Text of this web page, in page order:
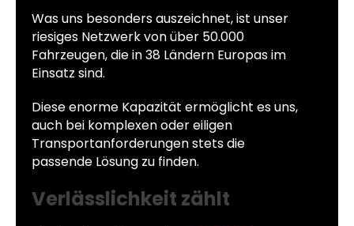
Was uns besonders auszeichnet, ist unser
riesiges Netzwerk von über 50.000
Fahrzeugen, die in 38 Ländern Europas im
Einsatz sind.
Diese enorme Kapazität ermöglicht es uns,
auch bei komplexen oder eiligen
Transportanforderungen stets die
passende Lösung zu finden.
Verlässlichkeit zählt